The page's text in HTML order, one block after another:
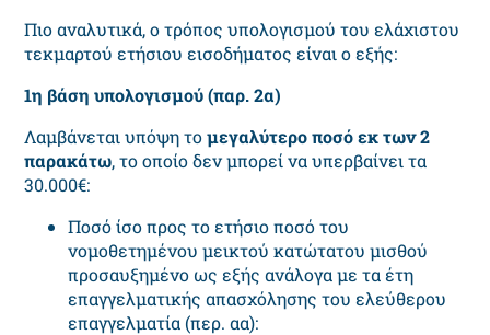
Πιο αναλυτικά, ο τρόπος υπολογισμού του ελάχιστου
τεκμαρτού ετήσιου εισοδήματος είναι ο εξής:
1η βάση υπολογισμού (παρ. 2α)
Λαμβάνεται υπόψη τομεγαλύτερο ποσό εκ των 2
παρακάτω, το οποίο δεν μπορεί να υπερβαίνει τα
30.000€:
Ποσό ίσο προς το ετήσιο ποσό του
νομοθετημένου μεικτού κατώτατου μισθού
προσαυξημένο ως εξής ανάλογα με τα έτη
επαγγελματικής απασχόλησης του ελεύθερου
επαγγελματία (περ. αα):